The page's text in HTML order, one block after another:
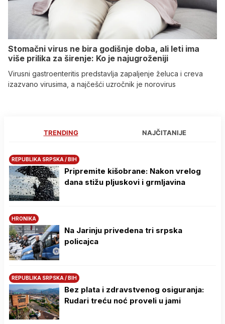
Stomačni virus ne bira godišnje doba, ali leti ima
više prilika za širenje: Ko je najugroženiji
Virusni gastroenteritis predstavlja zapaljenje želuca i creva
izazvano virusima, a najčešći uzročnik je norovirus
TRENDING NAJČITANIJE
REPUBLIKA SRPSKA / BIH
Pripremite kišobrane: Nakon vrelog
dana stižu pljuskovi i grmljavina
HRONIKA
Na Јarinju privedena tri srpska
policajca
REPUBLIKA SRPSKA / BIH
Bez plata i zdravstvenog osiguranja:
Rudari treću noć proveli u jami